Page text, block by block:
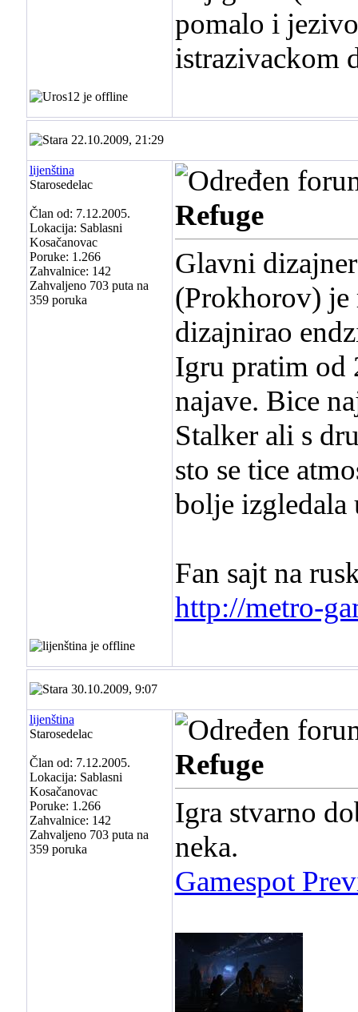
pomalo i jezivo
istrazivackom
22.10.2009, 21:29
lijenština
Starosedelac
Član od: 7.12.2005.
Lokacija: Sablasni
Kosačanovac
Poruke: 1.266
Zahvalnice: 142
Zahvaljeno 703 puta na
359 poruka
Refuge
Glavni
(Prokhorov)
dizajnirao
Igru pratim od
najave. Bice
Stalker ali s
sto se tice
bolje izgledala
Fan sajt na
http://metro-
30.10.2009, 9:07
lijenština
Starosedelac
Član od: 7.12.2005.
Lokacija: Sablasni
Kosačanovac
Poruke: 1.266
Zahvalnice: 142
Zahvaljeno 703 puta na
359 poruka
Refuge
Igra stvarno
neka.
Gamespot